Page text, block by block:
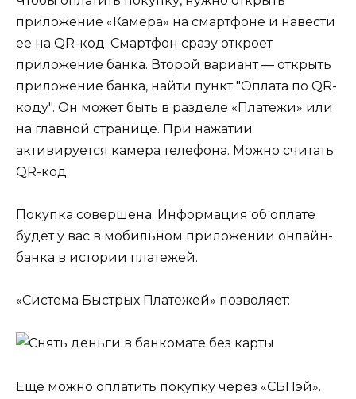
приложение «Камера» на смартфоне и навести
ее на QR-код. Смартфон сразу откроет
приложение банка. Второй вариант — открыть
приложение банка, найти пункт "Оплата по QR-
коду". Он может быть в разделе «Платежи» или
на главной странице. При нажатии
активируется камера телефона. Можно считать
QR-код.
Покупка совершена. Информация об оплате
будет у вас в мобильном приложении онлайн-
банка в истории платежей.
«Система Быстрых Платежей» позволяет:
Еще можно оплатить покупку через «СБПэй».